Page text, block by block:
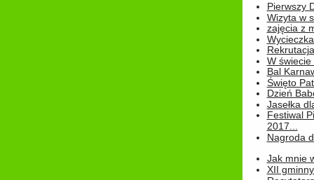
Pierwszy
Wizyta w
zajęcia z
W świecie
Bal
Święto
Dzień
Jasełka
Festiwal
2017...
Nagroda
Jak mnie
XII